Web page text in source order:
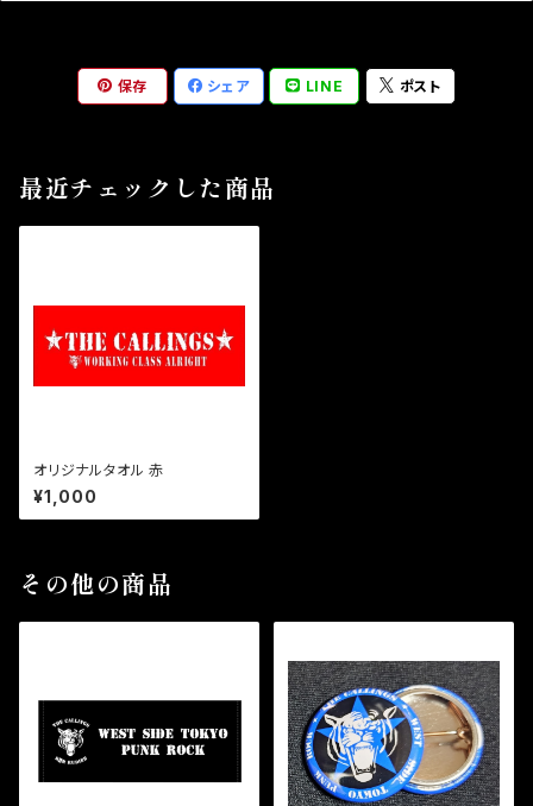
保存 シェア LINE ポスト
最近チェックした商品
オリジナルタオル 赤
¥1,000
その他の商品